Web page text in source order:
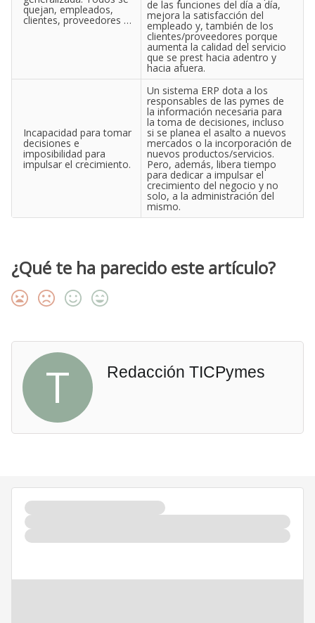
quejan, empleados,
clientes, proveedores …
de las funciones del día a día,
mejora la satisfacción del
empleado y, también de los
clientes/proveedores porque
aumenta la calidad del servicio
que se prest hacia adentro y
hacia afuera.
Incapacidad para tomar
decisiones e
imposibilidad para
impulsar el crecimiento.
Un sistema ERP dota a los
responsables de las pymes de
la información necesaria para
la toma de decisiones, incluso
si se planea el asalto a nuevos
mercados o la incorporación de
nuevos productos/servicios.
Pero, además, libera tiempo
para dedicar a impulsar el
crecimiento del negocio y no
solo, a la administración del
mismo.
¿Qué te ha parecido este artículo?
T Redacción TICPymes